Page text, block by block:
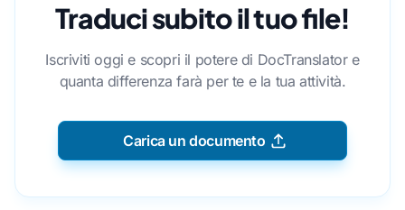
Traduci subito il tuo file!
Iscriviti oggi e scopri il potere di DocTranslator e
quanta differenza farà per te e la tua attività.
Carica un documento